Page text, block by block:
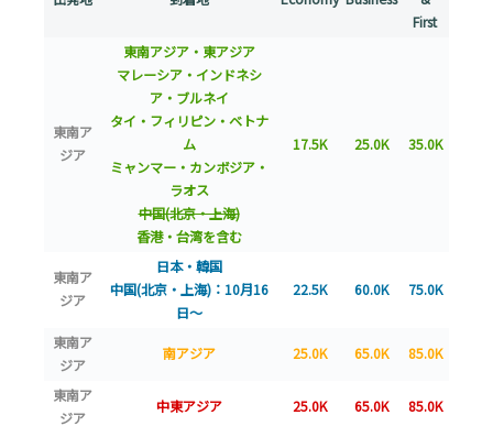
First
東南ア
ジア
東南アジア・東アジア
マレーシア・インドネシ
ア・ブルネイ
タイ・フィリピン・ベトナ
ム
ミャンマー・カンボジア・
ラオス
中国(北京・上海)
香港・台湾を含む
17.5K 25.0K 35.0K
東南ア
ジア
日本・韓国
中国(北京・上海)：10月16
日～
22.5K 60.0K 75.0K
東南ア
ジア
南アジア 25.0K 65.0K 85.0K
東南ア
ジア
中東アジア 25.0K 65.0K 85.0K